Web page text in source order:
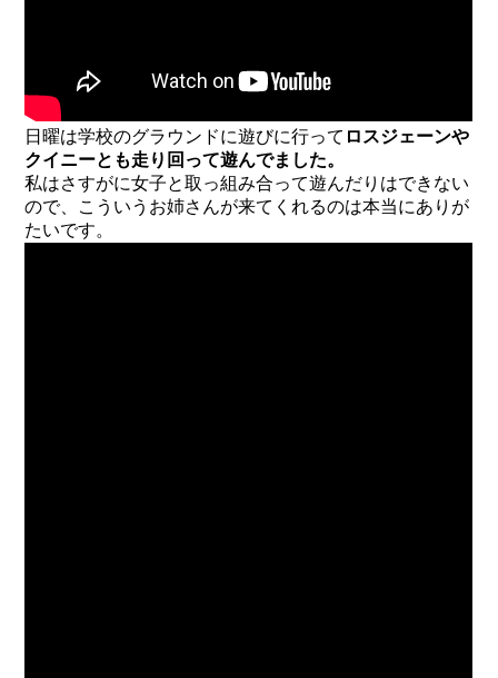
日曜は学校のグラウンドに遊びに行って ロスジェーンや
クイニーとも走り回って遊んでました。
私はさすがに女子と取っ組み合って遊んだりはできない
ので、こういうお姉さんが来てくれるのは本当にありが
たいです。